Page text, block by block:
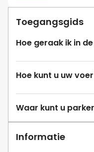
Toegangsgids
Hoe geraak ik in
Hoe kunt u uw
Waar kunt u
Informatie